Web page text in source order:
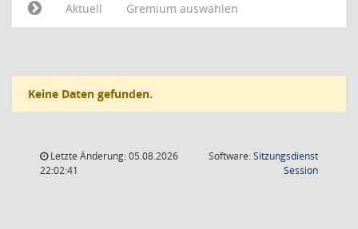
Aktuell
Gremium auswählen
Keine Daten gefunden.
Letzte Änderung: 05.08.2026
22:02:41
Software:Sitzungsdienst
Session(Wird in